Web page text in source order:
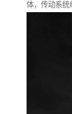
体，传动系统